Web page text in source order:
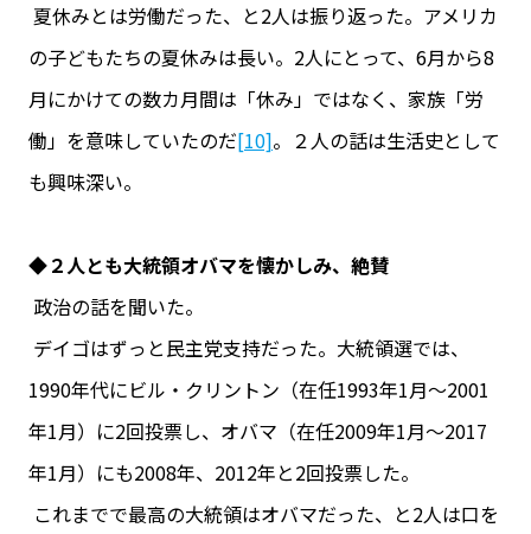
夏休みとは労働だった、と2人は振り返った。アメリカ
の子どもたちの夏休みは長い。2人にとって、6月から8
月にかけての数カ月間は「休み」ではなく、家族「労
働」を意味していたのだ[10]。２人の話は生活史として
も興味深い。
◆２人とも大統領オバマを懐かしみ、絶賛
政治の話を聞いた。
デイゴはずっと民主党支持だった。大統領選では、
1990年代にビル・クリントン（在任1993年1月～2001
年1月）に2回投票し、オバマ（在任2009年1月～2017
年1月）にも2008年、2012年と2回投票した。
これまでで最高の大統領はオバマだった、と2人は口を